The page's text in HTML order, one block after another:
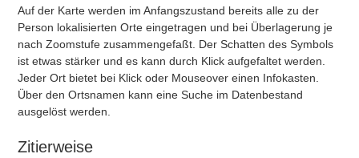
Auf der Karte werden im Anfangszustand bereits alle zu der
Person lokalisierten Orte eingetragen und bei Überlagerung je
nach Zoomstufe zusammengefaßt. Der Schatten des Symbols
ist etwas stärker und es kann durch Klick aufgefaltet werden.
Jeder Ort bietet bei Klick oder Mouseover einen Infokasten.
Über den Ortsnamen kann eine Suche im Datenbestand
ausgelöst werden.
Zitierweise